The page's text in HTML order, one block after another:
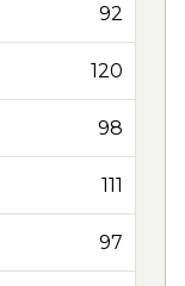
92
120
98
111
97